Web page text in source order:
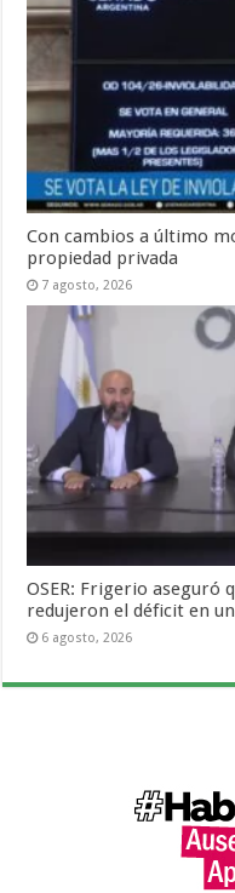
Con cambios a último
propiedad privada
7 agosto, 2026
OSER: Frigerio aseguró
redujeron el déficit en
6 agosto, 2026